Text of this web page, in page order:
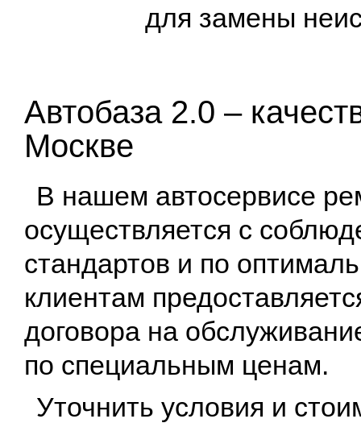
для замены
Автобаза 2.0 –
Москве
В нашем автосервисе
осуществляется с
стандартов и по
клиентам
договора на
по специальным ценам.
Уточнить условия и